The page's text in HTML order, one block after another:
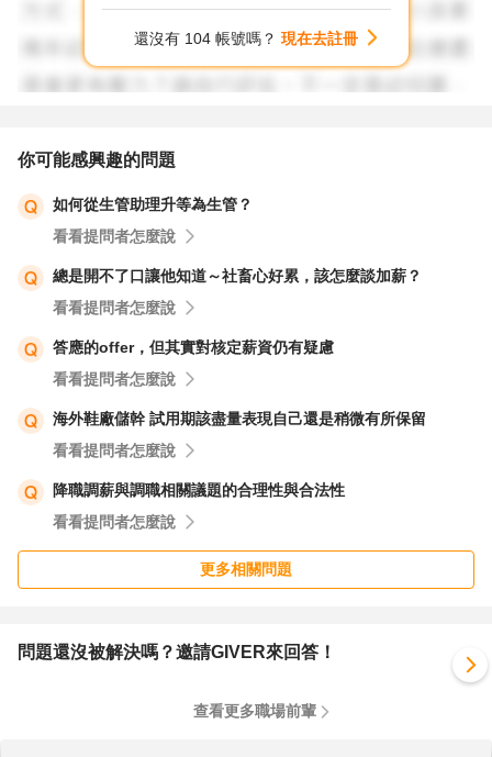
還沒有 104 帳號嗎？ 現在去註冊
你可能感興趣的問題
如何從生管助理升等為生管？
看看提問者怎麼說
總是開不了口讓他知道～社畜心好累，該怎麼談加薪？
看看提問者怎麼說
答應的offer，但其實對核定薪資仍有疑慮
看看提問者怎麼說
海外鞋廠儲幹 試用期該盡量表現自己還是稍微有所保留
看看提問者怎麼說
降職調薪與調職相關議題的合理性與合法性
看看提問者怎麼說
更多相關問題
問題還沒被解決嗎？邀請GIVER來回答！
查看更多職場前輩